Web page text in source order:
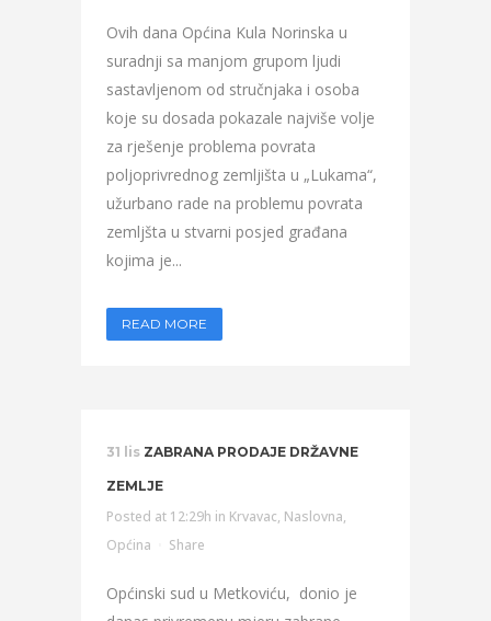
Ovih dana Općina Kula Norinska u
suradnji sa manjom grupom ljudi
sastavljenom od stručnjaka i osoba
koje su dosada pokazale najviše volje
za rješenje problema povrata
poljoprivrednog zemljišta u „Lukama“,
užurbano rade na problemu povrata
zemljšta u stvarni posjed građana
kojima je...
READ MORE
31 lis ZABRANA PRODAJE DRŽAVNE
ZEMLJE
Posted at 12:29h in Krvavac, Naslovna,
Općina
Share
Općinski sud u Metkoviću, donio je